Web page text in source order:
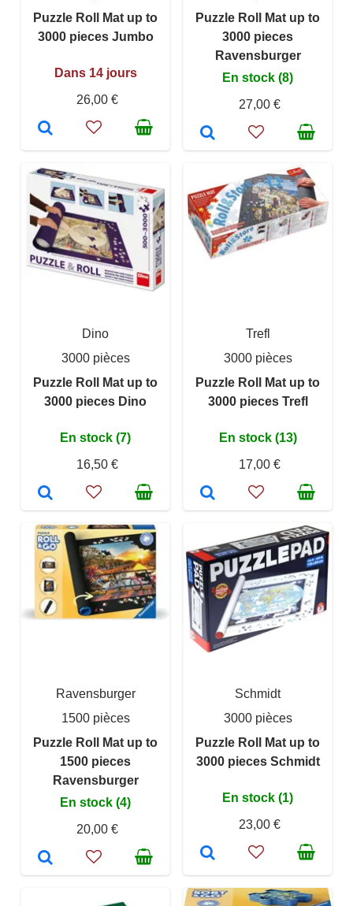
Puzzle Roll Mat up to
3000 pieces Jumbo
Dans 14 jours
26,00 €
Puzzle Roll Mat up to
3000 pieces
Ravensburger
En stock (8)
27,00 €
Dino
3000 pièces
Puzzle Roll Mat up to
3000 pieces Dino
En stock (7)
16,50 €
Trefl
3000 pièces
Puzzle Roll Mat up to
3000 pieces Trefl
En stock (13)
17,00 €
Ravensburger
1500 pièces
Puzzle Roll Mat up to
1500 pieces
Ravensburger
En stock (4)
20,00 €
Schmidt
3000 pièces
Puzzle Roll Mat up to
3000 pieces Schmidt
En stock (1)
23,00 €